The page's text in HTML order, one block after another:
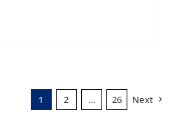
1 2 … 26 Next